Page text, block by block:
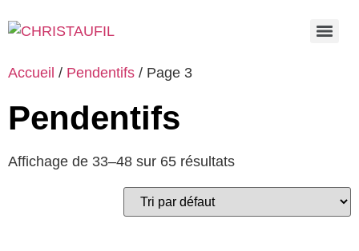
Accueil / Pendentifs / Page 3
Pendentifs
Affichage de 33–48 sur 65 résultats